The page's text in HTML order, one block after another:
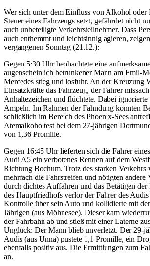
Wer sich unter dem Einfluss von Alkohol oder
Steuer eines Fahrzeugs setzt, gefährdet nicht
auch unbeteiligte Verkehrsteilnehmer. Dass
auch enthemmt und leichtsinnig agieren,
vergangenen Sonntag (21.12.):
Gegen 5:30 Uhr beobachtete eine
augenscheinlich betrunkener Mann am Emil-
Mercedes stieg und losfuhr. An der Kreuzung
Einsatzkräfte das Fahrzeug, der Fahrer
Anhaltezeichen und flüchtete. Dabei ignorierte
Ampeln. Im Rahmen der Fahndung konnten
schließlich im Bereich des Phoenix-Sees
Atemalkoholtest bei dem 27-jährigen
von 1,36 Promille.
Gegen 16:45 Uhr lieferten sich die Fahrer
Audi A5 ein verbotenes Rennen auf dem
Richtung Bochum. Trotz des starken Verkehrs
mehrfach die Fahrstreifen und nötigten andere
durch dichtes Auffahren und das Betätigen
des Hauptfriedhofs verlor der Fahrer des
Kontrolle über sein Auto und kollidierte mit
Jährigen (aus Möhnesee). Dieser kam
der Fahrbahn ab und stieß mit einer Laterne
Unglück: Der Mann blieb unverletzt. Der 29-
Audis (aus Unna) pustete 1,1 Promille, ein
ebenfalls positiv aus. Die Ermittlungen zum
an.